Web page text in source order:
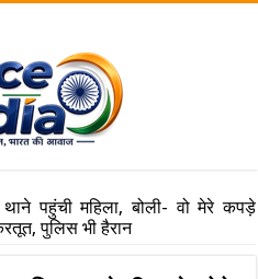
थाने पहुंची महिला, बोली- वो मेरे कपड़े
पुलिस भी हैरान